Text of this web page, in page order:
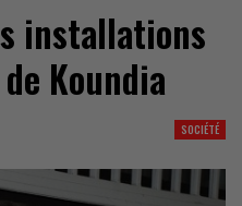
installations
Koundia
SOCIÉTÉ